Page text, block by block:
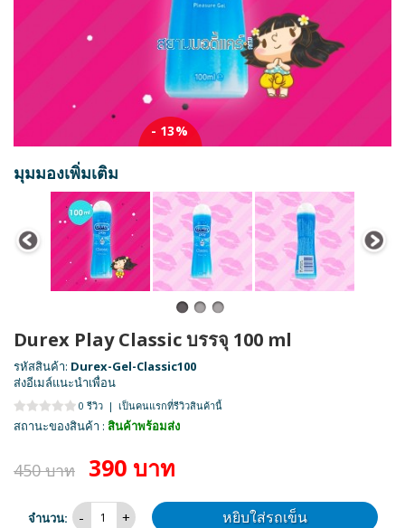
- 13%
มุมมองเพิ่มเติม
Durex Play Classic บรรจุ 100 ml
รหัสสินค้า: Durex-Gel-Classic100
ส่งอีเมล์แนะนำเพื่อน
0 รีวิว | เป็นคนแรกที่รีวิวสินค้านี้
สถานะของสินค้า : สินค้าพร้อมส่ง
450 บาท 390 บาท
จำนวน: หยิบใส่รถเข็น